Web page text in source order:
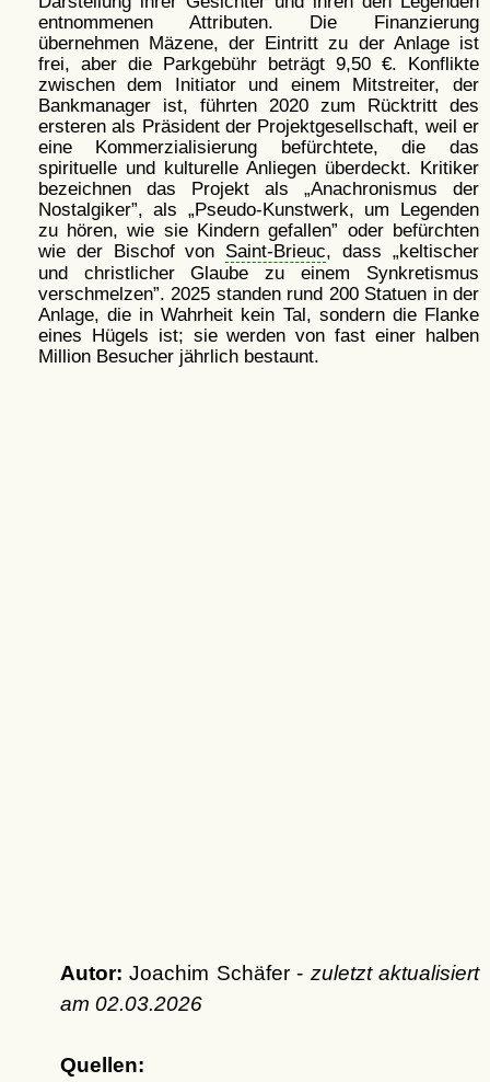
entnommenen Attributen. Die Finanzierung
übernehmen Mäzene, der Eintritt zu der Anlage ist
frei, aber die Parkgebühr beträgt 9,50 €. Konflikte
zwischen dem Initiator und einem Mitstreiter, der
Bankmanager ist, führten 2020 zum Rücktritt des
ersteren als Präsident der Projektgesellschaft, weil er
eine Kommerzialisierung befürchtete, die das
spirituelle und kulturelle Anliegen überdeckt. Kritiker
bezeichnen das Projekt als
Anachronismus der
Nostalgiker , als
Pseudo-Kunstwerk, um Legenden
zu hören, wie sie Kindern gefallen
oder befürchten
wie der Bischof von Saint-Brieuc, dass keltischer
und christlicher Glaube zu einem Synkretismus
verschmelzen . 2025 standen rund 200 Statuen in der
Anlage, die in Wahrheit kein Tal, sondern die Flanke
eines Hügels ist; sie werden von fast einer halben
Million Besucher jährlich bestaunt.
Autor: Joachim Schäfer - zuletzt aktualisiert
am 02.03.2026
Quellen: